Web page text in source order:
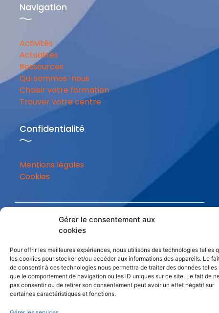
Gérer le consentement aux
cookies
Pour offrir les meilleures expériences, nous utilisons des technologies telles
les cookies pour stocker et/ou accéder aux informations des appareils. Le
de consentir à ces technologies nous permettra de traiter des données telles
que le comportement de navigation ou les ID uniques sur ce site. Le fait de
pas consentir ou de retirer son consentement peut avoir un effet négatif sur
certaines caractéristiques et fonctions.
Navigation
Activités
Actualités
Ressources
Qui sommes-nous
Choisir votre formation
Trouver votre centre
Confidentialité
Mentions légales
Cookies
Tous droit réservés. ADCUEFE – 2023